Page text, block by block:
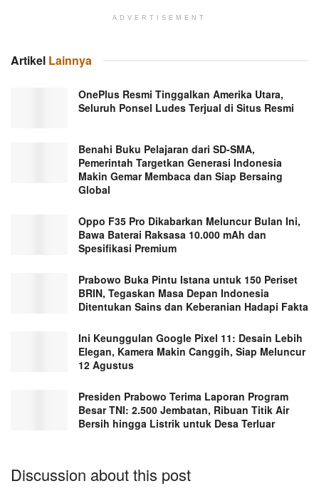
ADVERTISEMENT
Artikel Lainnya
OnePlus Resmi Tinggalkan Amerika Utara,
Seluruh Ponsel Ludes Terjual di Situs Resmi
Benahi Buku Pelajaran dari SD-SMA,
Pemerintah Targetkan Generasi Indonesia
Makin Gemar Membaca dan Siap Bersaing
Global
Oppo F35 Pro Dikabarkan Meluncur Bulan Ini,
Bawa Baterai Raksasa 10.000 mAh dan
Spesifikasi Premium
Prabowo Buka Pintu Istana untuk 150 Periset
BRIN, Tegaskan Masa Depan Indonesia
Ditentukan Sains dan Keberanian Hadapi Fakta
Ini Keunggulan Google Pixel 11: Desain Lebih
Elegan, Kamera Makin Canggih, Siap Meluncur
12 Agustus
Presiden Prabowo Terima Laporan Program
Besar TNI: 2.500 Jembatan, Ribuan Titik Air
Bersih hingga Listrik untuk Desa Terluar
Discussion about this post